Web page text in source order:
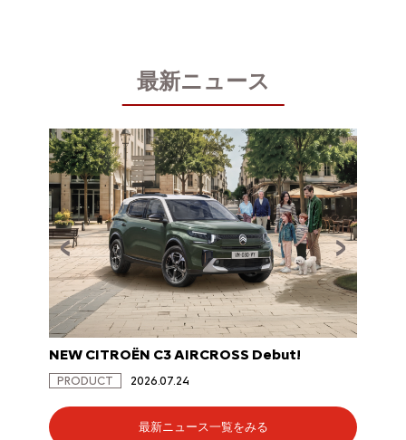
最新ニュース
NEW CITROËN C3 AIRCROSS Debut!
PRODUCT 2026.07.24
最新ニュース一覧をみる